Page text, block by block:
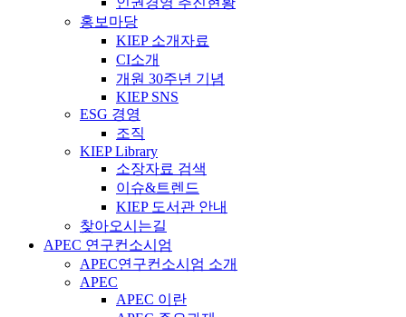
홍보마당
KIEP 소개자료
CI소개
개원 30주년 기념
KIEP SNS
ESG 경영
조직
KIEP Library
소장자료 검색
이슈&트렌드
KIEP 도서관 안내
찾아오시는길
APEC 연구컨소시엄
APEC연구컨소시엄 소개
APEC
APEC 이란